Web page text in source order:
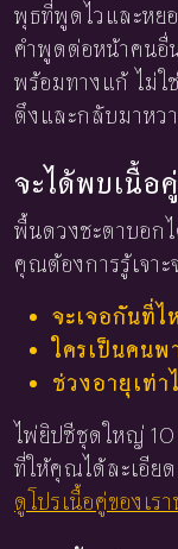
พุธที่พูดไวและหย
คำพูดต่อหน้าคนอื่
พร้อมทางแก้ ไม่ใ
ตึงและกลับมาหว
จะได้พบเนื้อ
พื้นดวงชะตาบอก
คุณต้องการรู้เจาะ
จะเจอกันที่ไ
ใครเป็นคนพ
ช่วงอายุเท่
ไพ่ยิปซีชุดใหญ่ 10
ที่ให้คุณได้ละเอีย
ดูโปรเนื้อคู่ของเร